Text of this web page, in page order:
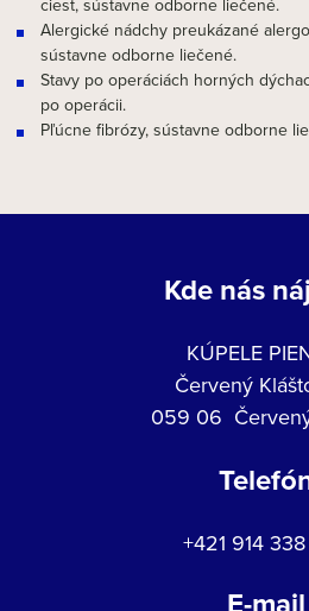
ciest, sústavne odborne liečené.
Alergické nádchy preukázané
sústavne odborne liečené.
Stavy po operáciách horných
po operácii.
Pľúcne fibrózy, sústavne odborne
Kde nás
KÚPELE
Červený
059 06
+421 914